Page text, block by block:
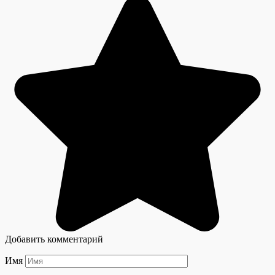
Добавить комментарий
Имя